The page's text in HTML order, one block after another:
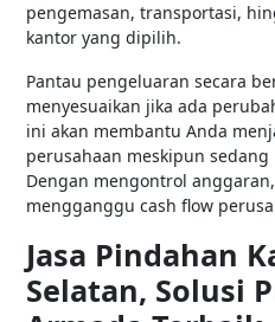
pengemasan, transportasi,
kantor yang dipilih.
Pantau pengeluaran secara
menyesuaikan jika ada
ini akan membantu Anda
perusahaan meskipun
Dengan mengontrol
mengganggu cash flow
Jasa Pindahan
Selatan, Solusi